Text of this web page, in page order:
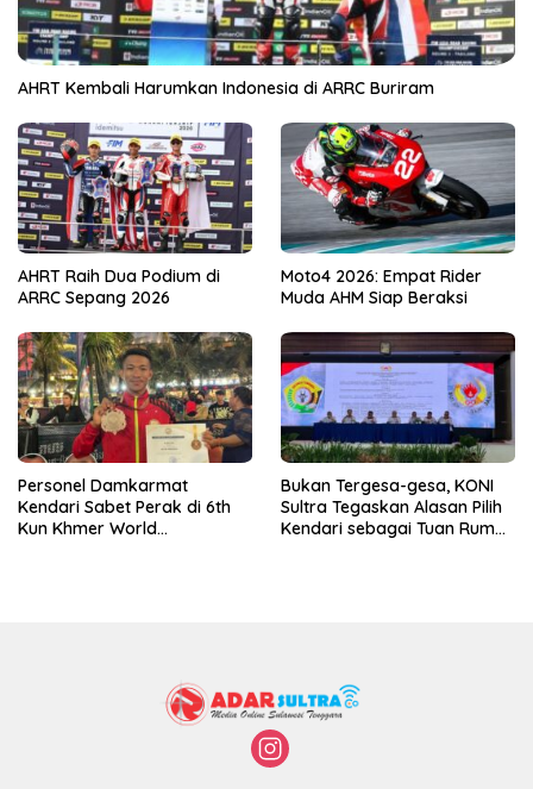
AHRT Kembali Harumkan Indonesia di ARRC Buriram
AHRT Raih Dua Podium di
ARRC Sepang 2026
Moto4 2026: Empat Rider
Muda AHM Siap Beraksi
Personel Damkarmat
Kendari Sabet Perak di 6th
Kun Khmer World
Bukan Tergesa-gesa, KONI
Sultra Tegaskan Alasan Pilih
Kendari sebagai Tuan Rumah